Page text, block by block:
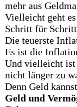
mehr aus
Vielleicht geht
Schritt für
Die teuerste
Es ist die
Und vielleicht ist
nicht länger zu
Denn Geld
Geld und